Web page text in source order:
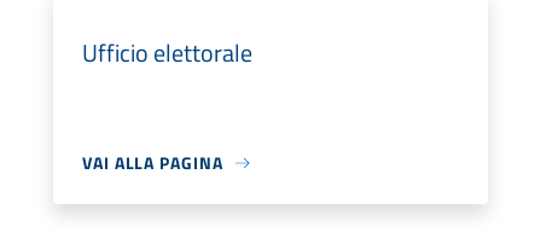
Ufficio elettorale
VAI ALLA PAGINA